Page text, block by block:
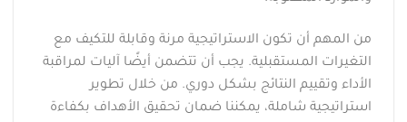
من المهم أن تكون الاستراتيجية مرنة وقابلة للتكيف مع
التغيرات المستقبلية. يجب أن تتضمن أيضًا آليات لمراقبة
الأداء وتقييم النتائج بشكل دوري. من خلال تطوير
استراتيجية شاملة، يمكننا ضمان تحقيق الأهداف بكفاءة